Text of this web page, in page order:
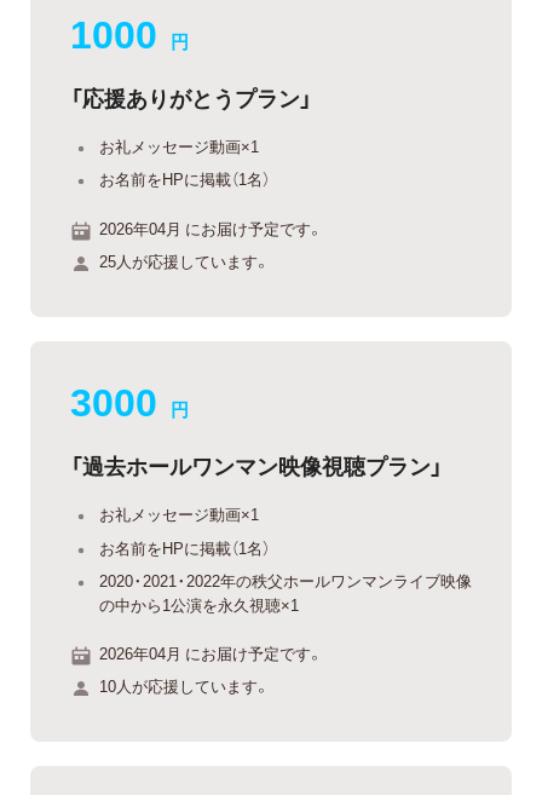
1000 円
「応援ありがとうプラン」
お礼メッセージ動画×1
お名前をHPに掲載（1名）
2026年04月 にお届け予定です。
25人が応援しています。
3000 円
「過去ホールワンマン映像視聴プラン」
お礼メッセージ動画×1
お名前をHPに掲載（1名）
2020・2021・2022年の秩父ホールワンマンライブ映像
の中から1公演を永久視聴×1
2026年04月 にお届け予定です。
10人が応援しています。